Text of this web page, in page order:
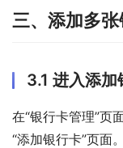
三、添加多
3.1 进入添
在“银行卡管理”页
“添加银行卡”页面。